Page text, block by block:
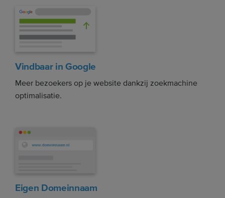
Vindbaar in Google
Meer bezoekers op je website dankzij zoekmachine
optimalisatie.
Eigen Domeinnaam